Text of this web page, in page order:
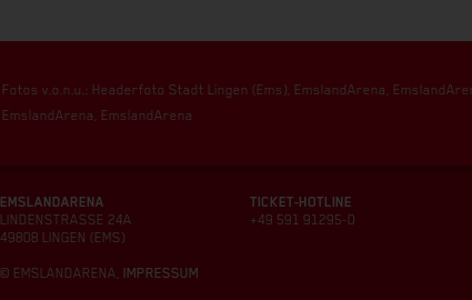
Fotos v.o.n.u.: Headerfoto Stadt Lingen (Ems), EmslandArena,
EmslandArena, EmslandArena
EMSLANDARENA
LINDENSTRASSE 24A
49808 LINGEN (EMS)
© EMSLANDARENA, IMPRESSUM
TICKET-HOTLINE
+49 591 91295-0